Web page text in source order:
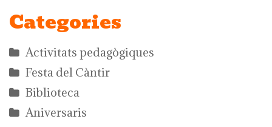
Categories
Activitats pedagògiques
Festa del Càntir
Biblioteca
Aniversaris